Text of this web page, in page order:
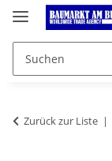
Zurück zur Liste